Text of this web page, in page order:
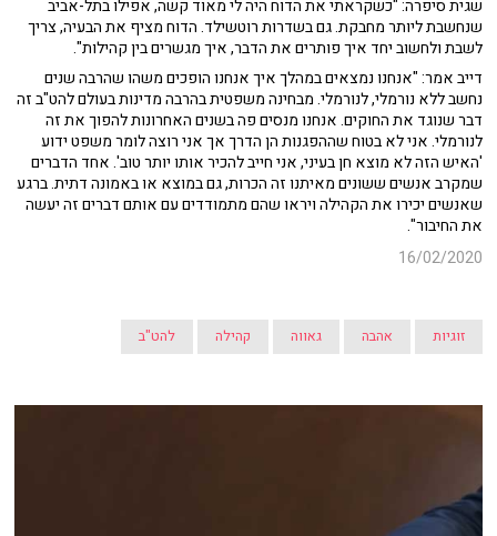
שגית סיפרה: "כשקראתי את הדוח היה לי מאוד קשה, אפילו בתל-אביב
שנחשבת ליותר מחבקת. גם בשדרות רוטשילד. הדוח מציף את הבעיה, צריך
לשבת ולחשוב יחד איך פותרים את הדבר, איך מגשרים בין קהילות".
דייב אמר: "אנחנו נמצאים במהלך איך אנחנו הופכים משהו שהרבה שנים
נחשב ללא נורמלי, לנורמלי. מבחינה משפטית בהרבה מדינות בעולם להט"ב זה
דבר שנוגד את החוקים. אנחנו מנסים פה בשנים האחרונות להפוך את זה
לנורמלי. אני לא בטוח שההפגנות הן הדרך אך אני רוצה לומר משפט ידוע
'האיש הזה לא מוצא חן בעיני, אני חייב להכיר אותו יותר טוב'. אחד הדברים
שמקרב אנשים ששונים מאיתנו זה הכרות, גם במוצא או באמונה דתית. ברגע
שאנשים יכירו את הקהילה ויראו שהם מתמודדים עם אותם דברים זה יעשה
את החיבור".
16/02/2020
זוגיות אהבה גאווה קהילה להט"ב